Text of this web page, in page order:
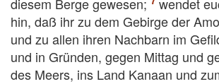
hin, daß ihr zu dem Gebirge der
und zu allen ihren Nachbarn im
und in Gründen, gegen Mittag und
des Meers, ins Land Kanaan und